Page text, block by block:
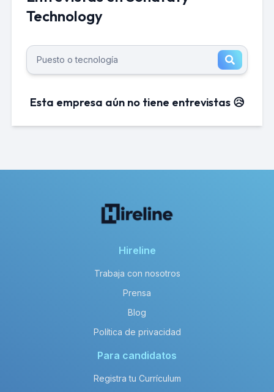
Technology
Esta empresa aún no tiene entrevistas 😥
Hireline
Trabaja con nosotros
Prensa
Blog
Política de privacidad
Para candidatos
Registra tu Currículum